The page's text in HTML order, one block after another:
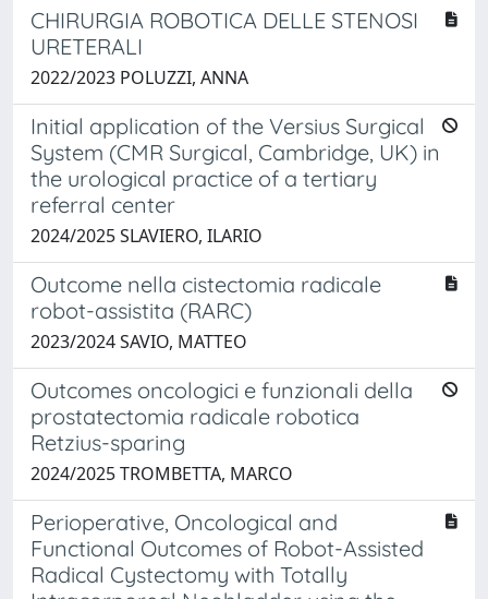
CHIRURGIA ROBOTICA DELLE STENOSI
URETERALI
2022/2023 POLUZZI, ANNA
Initial application of the Versius Surgical
System (CMR Surgical, Cambridge, UK) in
the urological practice of a tertiary
referral center
2024/2025 SLAVIERO, ILARIO
Outcome nella cistectomia radicale
robot-assistita (RARC)
2023/2024 SAVIO, MATTEO
Outcomes oncologici e funzionali della
prostatectomia radicale robotica
Retzius-sparing
2024/2025 TROMBETTA, MARCO
Perioperative, Oncological and
Functional Outcomes of Robot-Assisted
Radical Cystectomy with Totally